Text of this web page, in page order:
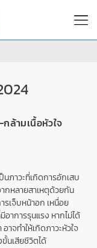
ามเนื้อหัวใจ
นภาวะที่เกิดการอักเสบ
กหลายสาเหตุด้วยกัน
เจ็บหน้าอก เหนื่อย
าการรุนแรง หากไม่ได้
าจทำให้เกิดภาวะหัวใจ
นเสียชีวิตได้